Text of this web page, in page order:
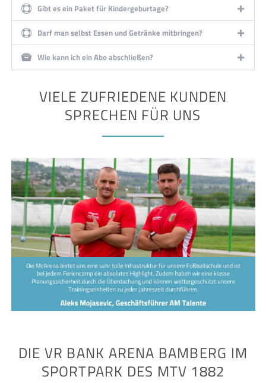
Gibt es ein Paket für Kindergeburtage?
Darf man selbst Essen und Getränke mitbringen?
Wie kann ich ein Abo abschließen?
VIELE ZUFRIEDENE KUNDEN
SPRECHEN FÜR UNS
DIE VR BANK ARENA BAMBERG IM
SPORTPARK DES MTV 1882